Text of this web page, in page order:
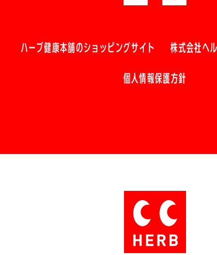
ハーブ健康本舗のショッピングサイト 株式会社ヘ
個人情報保護方針